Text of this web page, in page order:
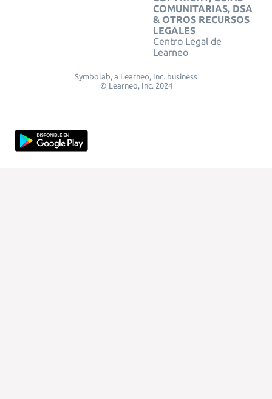
COMUNITARIAS, DSA
& OTROS RECURSOS
LEGALES
Centro Legal de
Learneo
Symbolab, a Learneo, Inc. business
© Learneo, Inc. 2024